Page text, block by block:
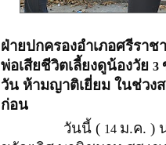
ฝ่ายปกครองอำเภอศรีรา
พ่อเสียชีวิตเลี้ยงดูน้องวัย 3
วัน ห้ามญาติเยี่ยม ในช่วง
ก่อน
วันนี้ ( 14 ม.ค. )